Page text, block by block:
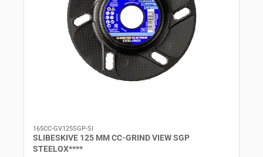
165CC-GV125SGP-SI
SLIBESKIVE 125 MM CC-GRIND VIEW SGP
STEELOX****